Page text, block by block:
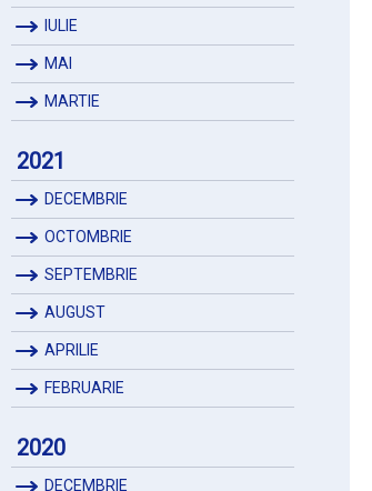
IULIE
MAI
MARTIE
2021
DECEMBRIE
OCTOMBRIE
SEPTEMBRIE
AUGUST
APRILIE
FEBRUARIE
2020
DECEMBRIE